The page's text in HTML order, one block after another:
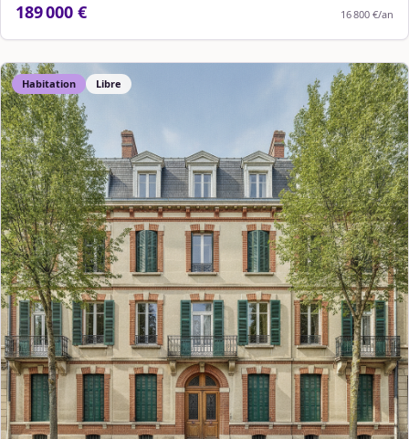
189 000 € 16 800 €/an
Habitation Libre